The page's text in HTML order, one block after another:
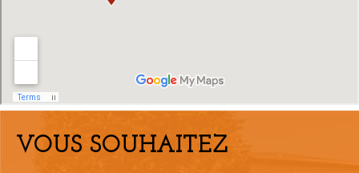
VOUS SOUHAITEZ